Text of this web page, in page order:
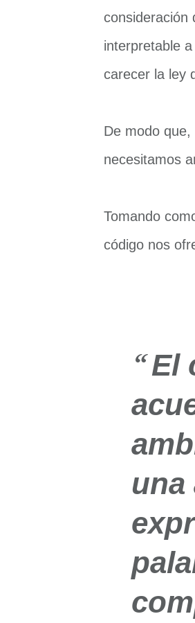
consideración
interpretable
carecer la ley
De modo
necesitamos
Tomando
código nos
El
una